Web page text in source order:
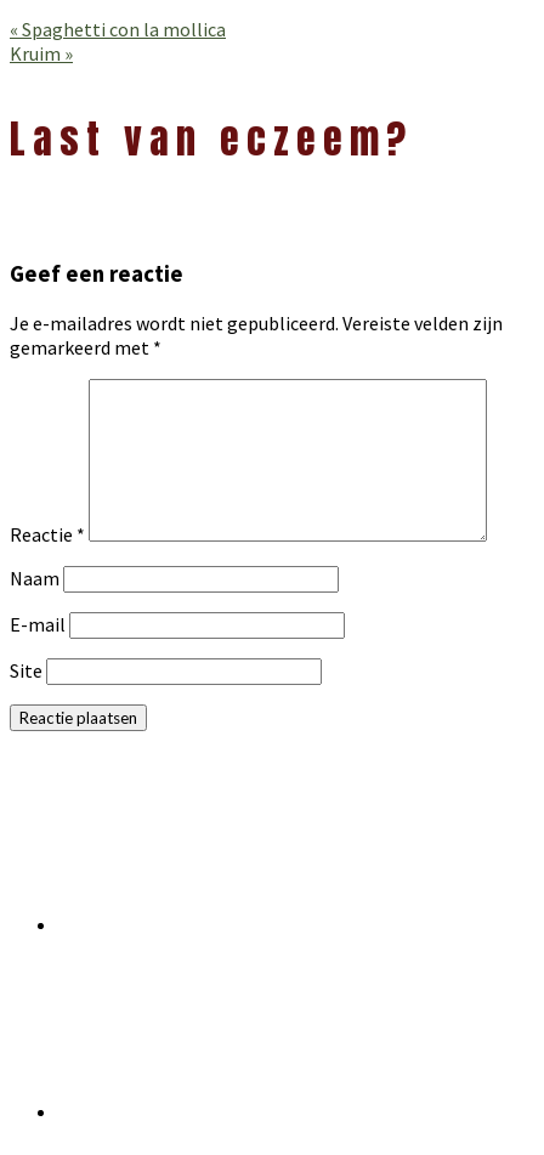
Vorig
bericht:
« Spaghetti con la mollica
Volgend
Kruim »
Interacties
Last van eczeem?
Geef een reactie
Je e-mailadres wordt niet gepubliceerd. Vereiste velden zijn
gemarkeerd met *
Reactie *
Naam
E-mail
Site